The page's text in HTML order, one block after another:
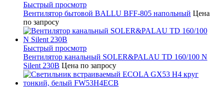
Быстрый просмотр
Вентилятор бытовой BALLU BFF-805 напольный Цена
по запросу
Быстрый просмотр
Вентилятор канальный SOLER&PALAU TD 160/100 N
Silent 230В Цена по запросу